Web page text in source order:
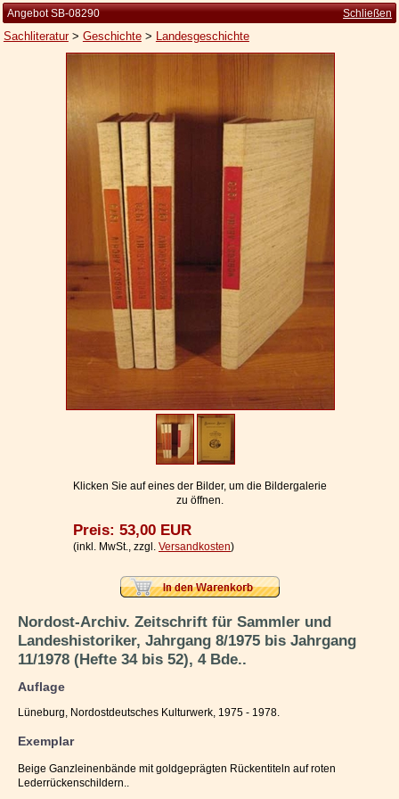
Zur Person
Kleine Kulturgeschichte
Die Brockhaus Auflagen
Die Meyer Auflagen
Zu den Angeboten
Widerrufsbelehrung
Geschäftsbedingungen
Ihr Warenkorb
Angebot SB-08290 Schließen
Sachliteratur> Geschichte> Landesgeschichte
Klicken Sie auf eines der Bilder, um die Bildergalerie
zu öffnen.
Preis: 53,00 EUR
(inkl. MwSt., zzgl. Versandkosten)
Nordost-Archiv. Zeitschrift für Sammler und
Landeshistoriker, Jahrgang 8/1975 bis Jahrgang
11/1978 (Hefte 34 bis 52), 4 Bde..
Auflage
Lüneburg, Nordostdeutsches Kulturwerk, 1975 - 1978.
Exemplar
Beige Ganzleinenbände mit goldgeprägten Rückentiteln auf roten
Lederrückenschildern..